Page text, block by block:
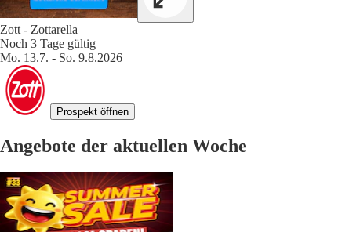
Zott - Zottarella
Noch 3 Tage gültig
Mo. 13.7. - So. 9.8.2026
Prospekt öffnen
Angebote der aktuellen Woche